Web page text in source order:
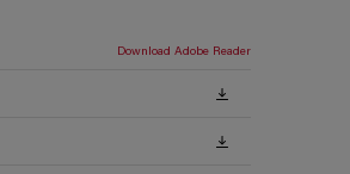
Download Adobe Reader